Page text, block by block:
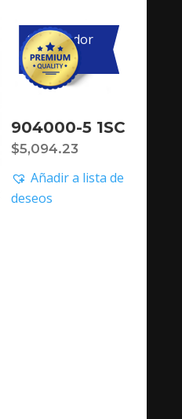
Catalizador
Primario
904000-5 1SC
$5,094.23
Añadir a lista de
deseos